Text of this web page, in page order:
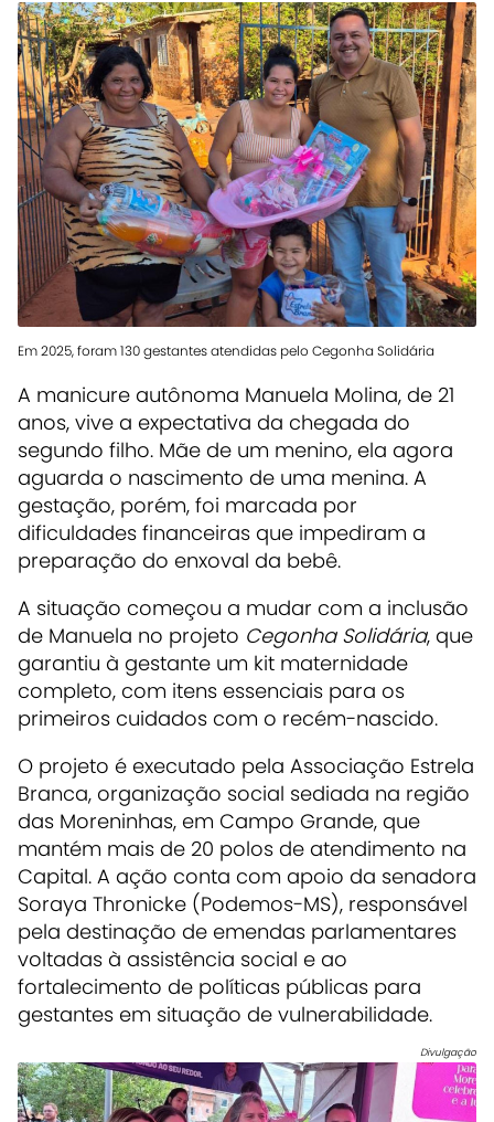
Em 2025, foram 130 gestantes atendidas pelo Cegonha Solidária
A manicure autônoma Manuela Molina, de 21
anos, vive a expectativa da chegada do
segundo filho. Mãe de um menino, ela agora
aguarda o nascimento de uma menina. A
gestação, porém, foi marcada por
dificuldades financeiras que impediram a
preparação do enxoval da bebê.
A situação começou a mudar com a inclusão
de Manuela no projeto Cegonha Solidária, que
garantiu à gestante um kit maternidade
completo, com itens essenciais para os
primeiros cuidados com o recém-nascido.
O projeto é executado pela Associação Estrela
Branca, organização social sediada na região
das Moreninhas, em Campo Grande, que
mantém mais de 20 polos de atendimento na
Capital. A ação conta com apoio da senadora
Soraya Thronicke (Podemos-MS), responsável
pela destinação de emendas parlamentares
voltadas à assistência social e ao
fortalecimento de políticas públicas para
gestantes em situação de vulnerabilidade.
Divulgação